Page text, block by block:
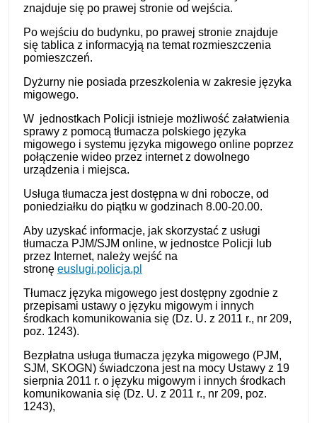
znajduje się po prawej stronie od wejścia.
Po wejściu do budynku, po prawej stronie znajduje
się tablica z informacyją na temat rozmieszczenia
pomieszczeń.
Dyżurny nie posiada przeszkolenia w zakresie języka
migowego.
W jednostkach Policji istnieje możliwość załatwienia
sprawy z pomocą tłumacza polskiego języka
migowego i systemu języka migowego online poprzez
połączenie wideo przez internet z dowolnego
urządzenia i miejsca.
Usługa tłumacza jest dostępna w dni robocze, od
poniedziałku do piątku w godzinach 8.00-20.00.
Aby uzyskać informacje, jak skorzystać z usługi
tłumacza PJM/SJM online, w jednostce Policji lub
przez Internet, należy wejść na
stronę euslugi.policja.pl
Tłumacz języka migowego jest dostępny zgodnie z
przepisami ustawy o języku migowym i innych
środkach komunikowania się (Dz. U. z 2011 r., nr 209,
poz. 1243).
Bezpłatna usługa tłumacza języka migowego (PJM,
SJM, SKOGN) świadczona jest na mocy Ustawy z 19
sierpnia 2011 r. o języku migowym i innych środkach
komunikowania się (Dz. U. z 2011 r., nr 209, poz.
1243),